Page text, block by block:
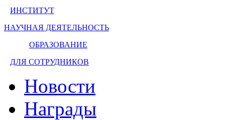
ИНСТИТУТ
НАУЧНАЯ ДЕЯТЕЛЬНОСТЬ
ОБРАЗОВАНИЕ
ДЛЯ СОТРУДНИКОВ
Новости
Награды